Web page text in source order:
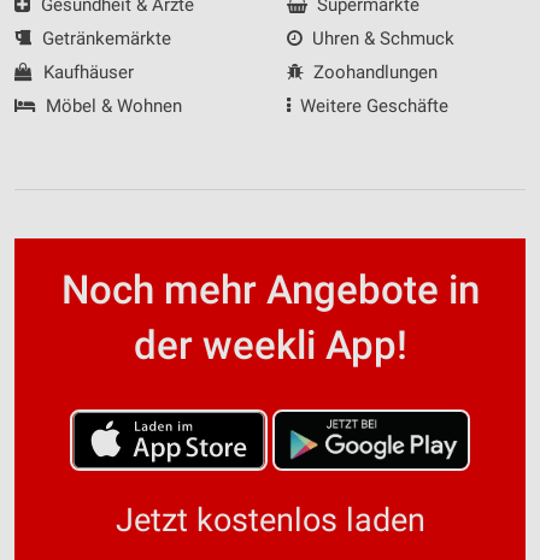
Gesundheit & Ärzte
Getränkemärkte
Kaufhäuser
Möbel & Wohnen
Supermärkte
Uhren & Schmuck
Zoohandlungen
Weitere Geschäfte
Noch mehr Angebote in
der weekli App!
Jetzt kostenlos laden
Informationen identifizieren
Nicht-IAB-Verarbeitungszwecke: